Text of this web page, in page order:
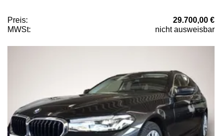
Preis:
29.700,00 €
MWSt:
nicht ausweisbar